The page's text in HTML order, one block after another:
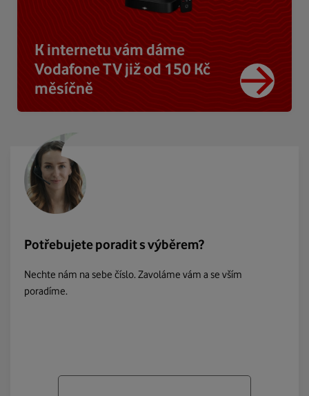
K internetu vám dáme
Vodafone TV již od 150 Kč
měsíčně
Potřebujete poradit s výběrem?
Nechte nám na sebe číslo. Zavoláme vám a se vším
poradíme.